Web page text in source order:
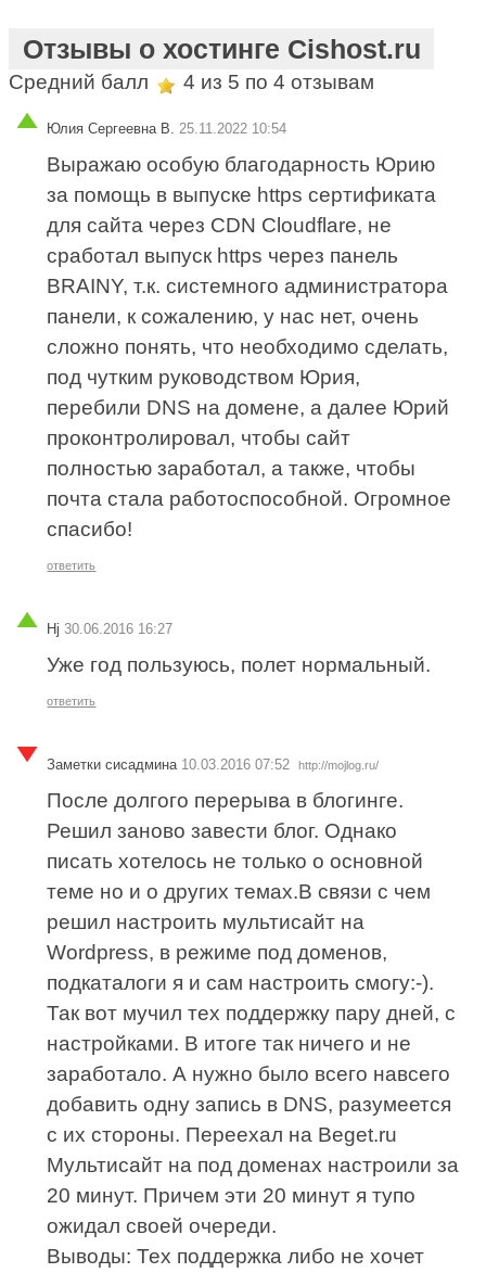
Отзывы о хостинге Cishost.ru
Средний балл 4 из 5 по4 отзывам
Юлия Сергеевна В. 25.11.2022 10:54
Выражаю особую благодарность Юрию
за помощь в выпуске https сертификата
для сайта через CDN Cloudflare, не
сработал выпуск https через панель
BRAINY, т.к. системного администратора
панели, к сожалению, у нас нет, очень
сложно понять, что необходимо сделать,
под чутким руководством Юрия,
перебили DNS на домене, а далее Юрий
проконтролировал, чтобы сайт
полностью заработал, а также, чтобы
почта стала работоспособной. Огромное
спасибо!
ответить
Hj 30.06.2016 16:27
Уже год пользуюсь, полет нормальный.
ответить
Заметки сисадмина 10.03.2016 07:52 http://mojlog.ru/
После долгого перерыва в блогинге.
Решил заново завести блог. Однако
писать хотелось не только о основной
теме но и о других темах.В связи с чем
решил настроить мультисайт на
Wordpress, в режиме под доменов,
подкаталоги я и сам настроить смогу:-).
Так вот мучил тех поддержку пару дней, с
настройками. В итоге так ничего и не
заработало. А нужно было всего навсего
добавить одну запись в DNS, разумеется
с их стороны. Переехал на Beget.ru
Мультисайт на под доменах настроили за
20 минут. Причем эти 20 минут я тупо
ожидал своей очереди.
Выводы: Тех поддержка либо не хочет